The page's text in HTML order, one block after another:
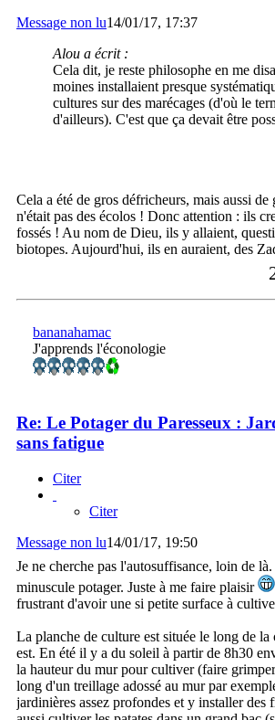
Message non lu14/01/17, 17:37
Alou a écrit :
Cela dit, je reste philosophe en me
moines installaient presque
cultures sur des marécages (d'où le
d'ailleurs). C'est que ça devait être
Cela a été de gros défricheurs, mais aussi
n'était pas des écolos ! Donc attention : ils
fossés ! Au nom de Dieu, ils y allaient,
biotopes. Aujourd'hui, ils en auraient, des
bananahamac
J'apprends l'éconologie
Re: Le Potager du Paresseux :
sans fatigue
Citer
Citer
Message non lu14/01/17, 19:50
Je ne cherche pas l'autosuffisance, loin de là.
minuscule potager. Juste à me faire plaisir
frustrant d'avoir une si petite surface à
La planche de culture est située le long de la
est. En été il y a du soleil à partir de 8h30
la hauteur du mur pour cultiver (faire
long d'un treillage adossé au mur par
jardinières assez profondes et y installer des